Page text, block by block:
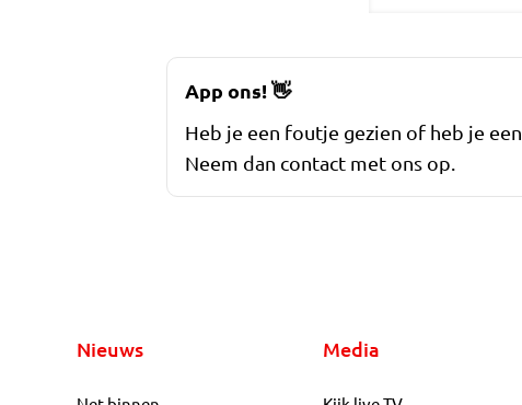
App ons!👋
Heb je een foutje gezien of heb je
Neem dan contact met ons op.
Nieuws Media